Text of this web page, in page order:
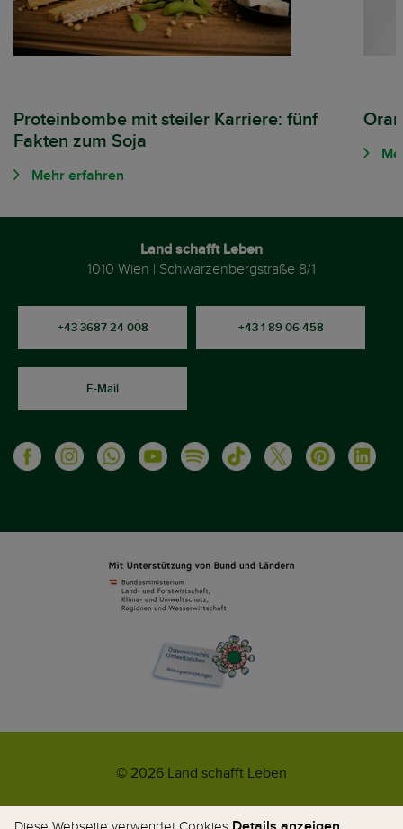
Proteinbombe mit steiler Karriere: fünf
Fakten zum Soja
Mehr erfahren
Land schafft Leben
1010 Wien | Schwarzenbergstraße 8/1
+43 3687 24 008 +43 1 89 06 458
E-Mail
© 2026 Land schafft Leben
Impressum AGB Kontakt Datenschutz
Umweltzeichen